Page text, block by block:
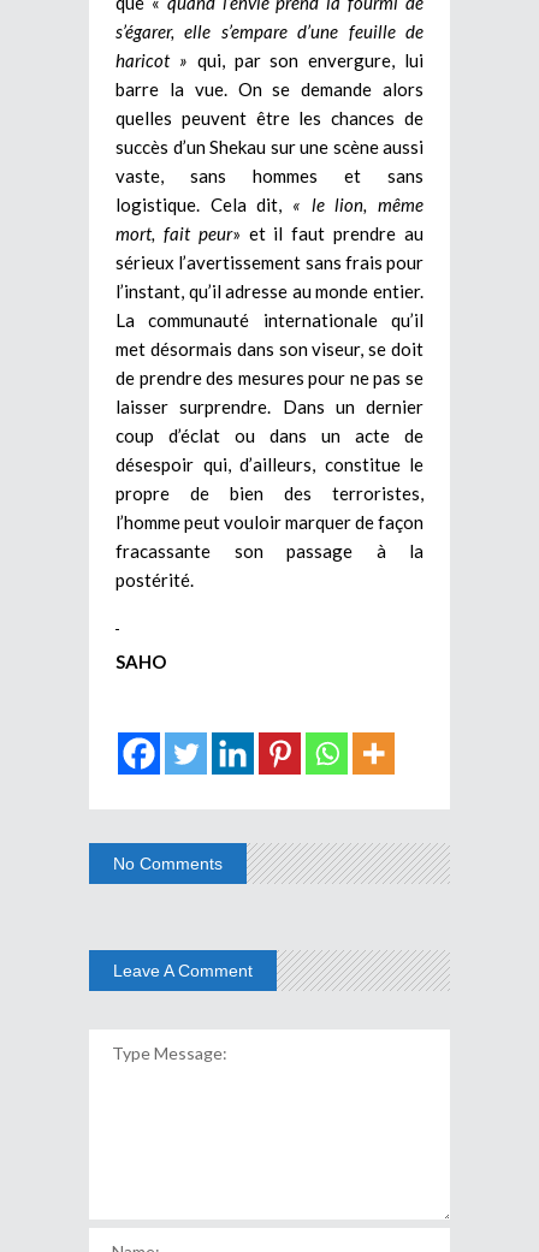
s’égarer, elle s’empare d’une feuille de
haricot » qui, par son envergure, lui
barre la vue. On se demande alors
quelles peuvent être les chances de
succès d’un Shekau sur une scène aussi
vaste, sans hommes et sans
logistique. Cela dit, « le lion, même
mort, fait peur» et il faut prendre au
sérieux l’avertissement sans frais pour
l’instant, qu’il adresse au monde entier.
La communauté internationale qu’il
met désormais dans son viseur, se doit
de prendre des mesures pour ne pas se
laisser surprendre. Dans un dernier
coup d’éclat ou dans un acte de
désespoir qui, d’ailleurs, constitue le
propre de bien des terroristes,
l’homme peut vouloir marquer de façon
fracassante son passage à la
postérité.
SAHO
No Comments
Leave A Comment